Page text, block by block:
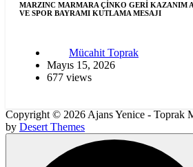
MARZINC MARMARA ÇİNKO GERİ KAZANIM
VE SPOR BAYRAMI KUTLAMA MESAJI
Mücahit Toprak
Mayıs 15, 2026
677 views
Copyright © 2026 Ajans Yenice - Toprak
by Desert Themes